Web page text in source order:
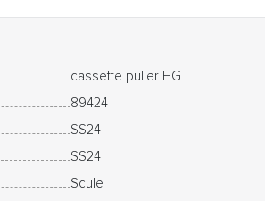
cassette puller HG
89424
SS24
SS24
Scule